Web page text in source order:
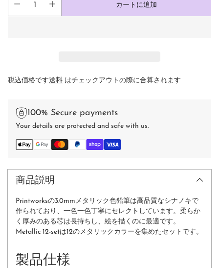
カートに追加
税込価格です送料 はチェックアウトの際に合算されます
100% Secure payments
Your details are protected and safe with us.
商品説明
Printworksの3.0mmメタリック色鉛筆は高品質なシナノキで
作られており、一色一色丁寧にセレクトしています。柔らか
く厚みのある芯は⻑持ちし、絵を描くのに最適です。
Metallic 12-setは12のメタリックカラーを集めたセットです。
製品仕様